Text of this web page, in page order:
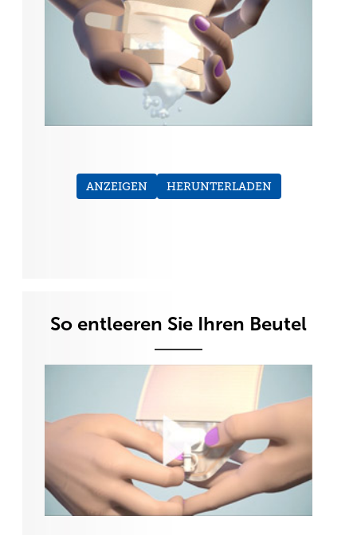
ANZEIGEN HERUNTERLADEN
So entleeren Sie Ihren Beutel